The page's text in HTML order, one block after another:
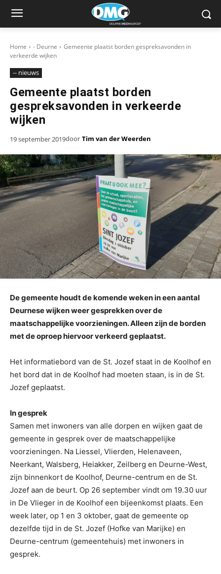
Home - Deurne
Gemeente plaatst borden gespreksavonden in
verkeerde wijken
-- nieuws
Gemeente plaatst borden
gespreksavonden in verkeerde
wijken
19 september 2019door Tim van der Weerden
De gemeente houdt de komende weken in een aantal
Deurnese wijken weer gesprekken over de
maatschappelijke voorzieningen. Alleen zijn de borden
met de oproep hiervoor verkeerd geplaatst.
Het informatiebord van de St. Jozef staat in de Koolhof en
het bord dat in de Koolhof had moeten staan, is in de St.
Jozef geplaatst.
In gesprek
Samen met inwoners van alle dorpen en wijken gaat de
gemeente in gesprek over de maatschappelijke
voorzieningen. Na Liessel, Vlierden, Helenaveen,
Neerkant, Walsberg, Heiakker, Zeilberg en Deurne-West,
zijn binnenkort de Koolhof, Deurne-centrum en de St.
Jozef aan de beurt. Op 26 september vindt om 19.30 uur
in De Vlieger in de Koolhof een bijeenkomst plaats. Een
week later, op 1 en 3 oktober, gaat de gemeente op
dezelfde tijd in de St. Jozef (Hofke van Marijke) en
Deurne-centrum (gemeentehuis) met inwoners in
gesprek.